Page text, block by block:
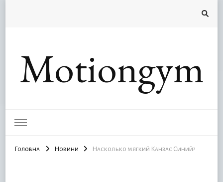
Motiongym
Головна Новини Насколько мягкий Канзас Синий?